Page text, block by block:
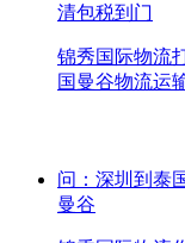
清包税到门
锦秀国际物流
国曼谷物流运
问：深圳到泰
曼谷